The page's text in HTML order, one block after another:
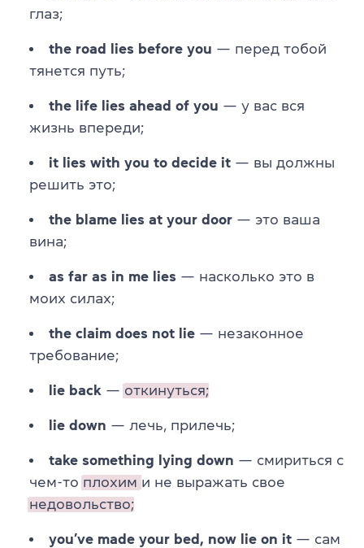
глаз;
the road lies before you — перед тобой
тянется путь;
the life lies ahead of you — у вас вся
жизнь впереди;
it lies with you to decide it — вы должны
решить это;
the blame lies at your door — это ваша
вина;
as far as in me lies — насколько это в
моих силах;
the claim does not lie — незаконное
требование;
lie back — откинуться;
lie down — лечь, прилечь;
take something lying down — смириться с
чем-то плохим и не выражать свое
недовольство;
you’ve made your bed, now lie on it — сам